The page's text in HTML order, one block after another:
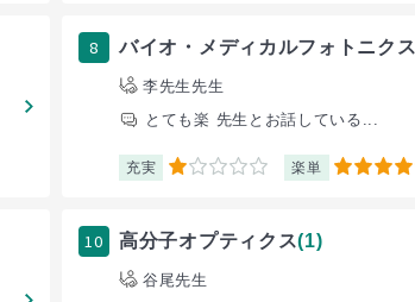
8 バイオ・メディカルフォトニク
李先生先生
とても楽 先生とお話している...
充実 1 楽単 5
10 高分子オプティクス(1)
谷尾先生